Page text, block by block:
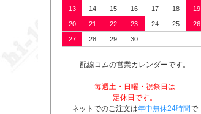
13 14 15 16 17 18 19
20 21 22 23 24 25 26
27 28 29 30
配線コムの営業カレンダーです。
毎週土・日曜・祝祭日は
定休日です。
ネットでのご注文は年中無休24時間で